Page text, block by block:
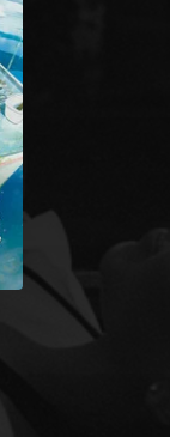
Treading Water
5.5